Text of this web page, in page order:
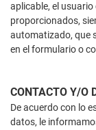
aplicable, el
proporcionados,
automatizado, que
en el formulario o
CONTACTO Y/O
De acuerdo con lo
datos, le